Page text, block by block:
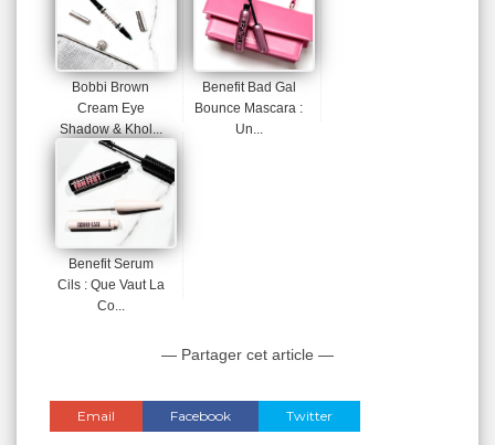
Bobbi Brown
Cream Eye
Shadow & Khol...
Benefit Bad Gal
Bounce Mascara :
Un...
Benefit Serum
Cils : Que Vaut La
Co...
— Partager cet article —
Email Facebook Twitter